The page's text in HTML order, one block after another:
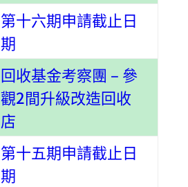
第十六期申請截止日
期
回收基金考察團 – 參
觀2間升級改造回收
店
第十五期申請截止日
期